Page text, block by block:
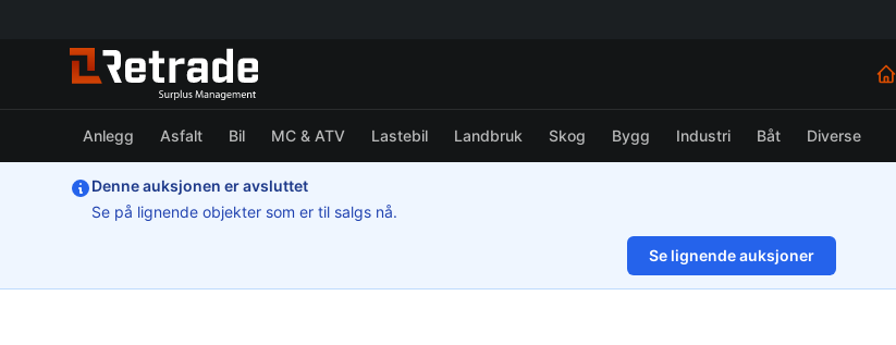
Anlegg Asfalt Bil MC & ATV Lastebil Landbruk Skog Bygg Industri Båt Diverse
Denne auksjonen er avsluttet
Se på lignende objekter som er til salgs nå.
Se lignende auksjoner
1/53